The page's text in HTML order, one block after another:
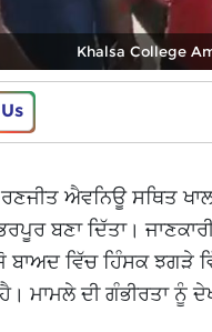
Khalsa College
ਐਵਨਿਊ ਸਥਿਤ
ਬਣਾ ਦਿੱਤਾ।
ਬਾਅਦ ਵਿੱਚ ਹਿੰਸਕ ਝਗੜੇ
ਮਾਮਲੇ ਦੀ ਗੰਭੀਰਤਾ ਨੂੰ